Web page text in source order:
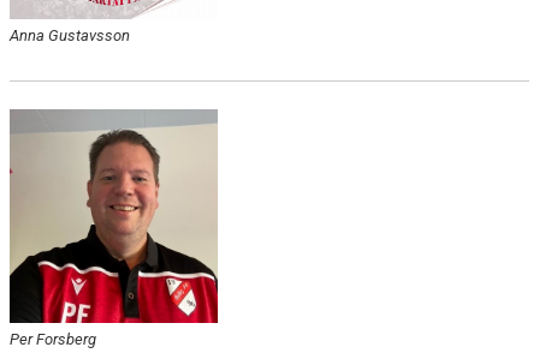
Anna Gustavsson
Per Forsberg